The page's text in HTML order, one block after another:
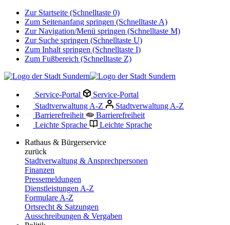
Zur Startseite (Schnelltaste 0)
Zum Seitenanfang springen (Schnelltaste A)
Zur Navigation/Menü springen (Schnelltaste M)
Zur Suche springen (Schnelltaste U)
Zum Inhalt springen (Schnelltaste I)
Zum Fußbereich (Schnelltaste Z)
Service-Portal
Service-Portal
Stadtverwaltung A-Z
Stadtverwaltung A-Z
Barrierefreiheit
Barrierefreiheit
Leichte Sprache
Leichte Sprache
Rathaus & Bürgerservice
zurück
Stadtverwaltung & Ansprechpersonen
Finanzen
Pressemeldungen
Dienstleistungen A-Z
Formulare A-Z
Ortsrecht & Satzungen
Ausschreibungen & Vergaben